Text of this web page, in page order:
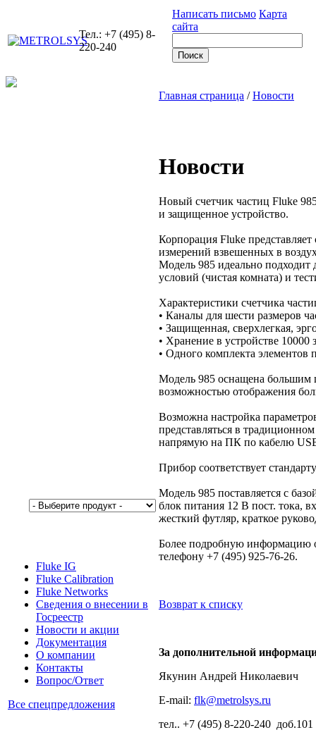
Тел.: +7 (495) 8-
220-240
Написать письмо Карта
сайта
Fluke IG
Fluke Calibration
Fluke Networks
Сведения о внесении в
Госреестр
Новости и акции
Документация
О компании
Контакты
Вопрос/Ответ
Все спецпредложения
Главная страница /Новости
Новости
Новый счетчик частиц Fluke
и защищенное устройство.
Корпорация Fluke
измерений взвешенных в
Модель 985 идеально
условий (чистая комната) и
Характеристики счетчика
• Каналы для шести размеров
• Защищенная, сверхлегкая,
• Хранение в устройстве
• Одного комплекта элементов
Модель 985 оснащена большим
возможностью отображения
Возможна настройка
представляться в
напрямую на ПК по кабелю
Прибор соответствует
Модель 985 поставляется с
блок питания 12 В пост. тока,
жесткий футляр, краткое
Более подробную информацию
телефону +7 (495) 925-76-26.
Возврат к списку
За дополнительной
Якунин Андрей Николаевич
E-mail: flk@metrolsys.ru
тел.. +7 (495) 8-220-240 доб.101